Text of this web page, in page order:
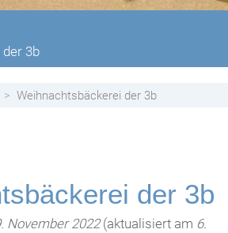
3b
Weihnachtsbäckerei der 3b
der 3b
November 2022(aktualisiert am 6.